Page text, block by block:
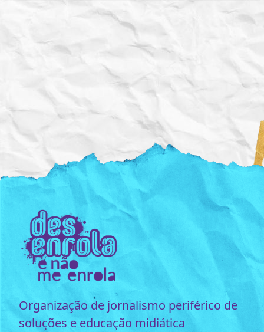
Organização de jornalismo periférico de
soluções e educação midiática